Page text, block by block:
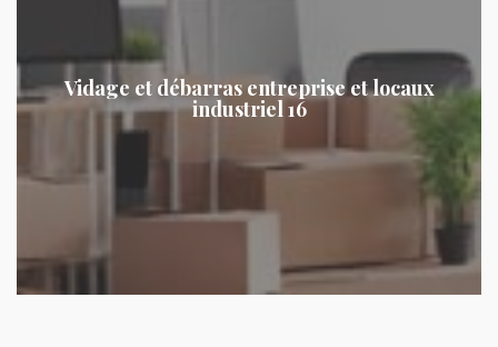
Vidage et débarras entreprise et locaux
industriel 16